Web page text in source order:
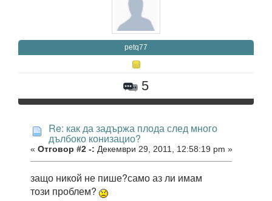
petq77
5
Re: как да задържа плода след много
дълбоко конизацио?
« Отговор #2 -: Декември 29, 2011, 12:58:19 pm »
защо никой не пише?само аз ли имам
този проблем?